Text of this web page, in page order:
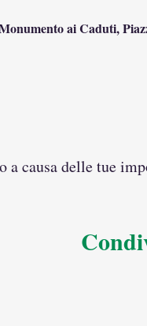
ai Caduti,
a causa delle tue